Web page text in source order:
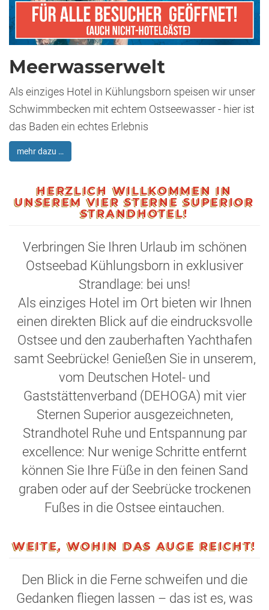
Meerwasserwelt
Als einziges Hotel in Kühlungsborn speisen wir unser
Schwimmbecken mit echtem Ostseewasser - hier ist
das Baden ein echtes Erlebnis
mehr dazu …
HERZLICH WILLKOMMEN IN
UNSEREM VIER STERNE SUPERIOR
STRANDHOTEL!
Verbringen Sie Ihren Urlaub im schönen
Ostseebad Kühlungsborn in exklusiver
Strandlage: bei uns!
Als einziges Hotel im Ort bieten wir Ihnen
einen direkten Blick auf die eindrucksvolle
Ostsee und den zauberhaften Yachthafen
samt Seebrücke! Genießen Sie in unserem,
vom Deutschen Hotel- und
Gaststättenverband (DEHOGA) mit vier
Sternen Superior ausgezeichneten,
Strandhotel Ruhe und Entspannung par
excellence: Nur wenige Schritte entfernt
können Sie Ihre Füße in den feinen Sand
graben oder auf der Seebrücke trockenen
Fußes in die Ostsee eintauchen.
WEITE, WOHIN DAS AUGE REICHT!
Den Blick in die Ferne schweifen und die
Gedanken fliegen lassen – das ist es, was